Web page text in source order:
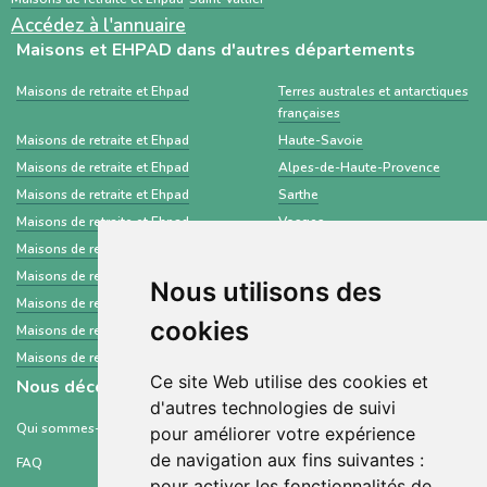
Nous utilisons des
cookies
Ce site Web utilise des cookies et
d'autres technologies de suivi
pour améliorer votre expérience
de navigation aux fins suivantes :
Accédez à l'annuaire
Maisons et EHPAD dans d'autres départements
Maisons de retraite et Ehpad
Terres australes et antarctiques
françaises
Maisons de retraite et Ehpad
Haute-Savoie
Maisons de retraite et Ehpad
Alpes-de-Haute-Provence
Maisons de retraite et Ehpad
Sarthe
Maisons de retraite et Ehpad
Vosges
Maisons de retraite et Ehpad
Maisons de retraite et Ehpad
Maisons de retraite et Ehpad
Lot
Maisons de retraite et Ehpad
Maisons de retraite et Ehpad
Nous découvrir
Qui sommes-nous ?
FAQ